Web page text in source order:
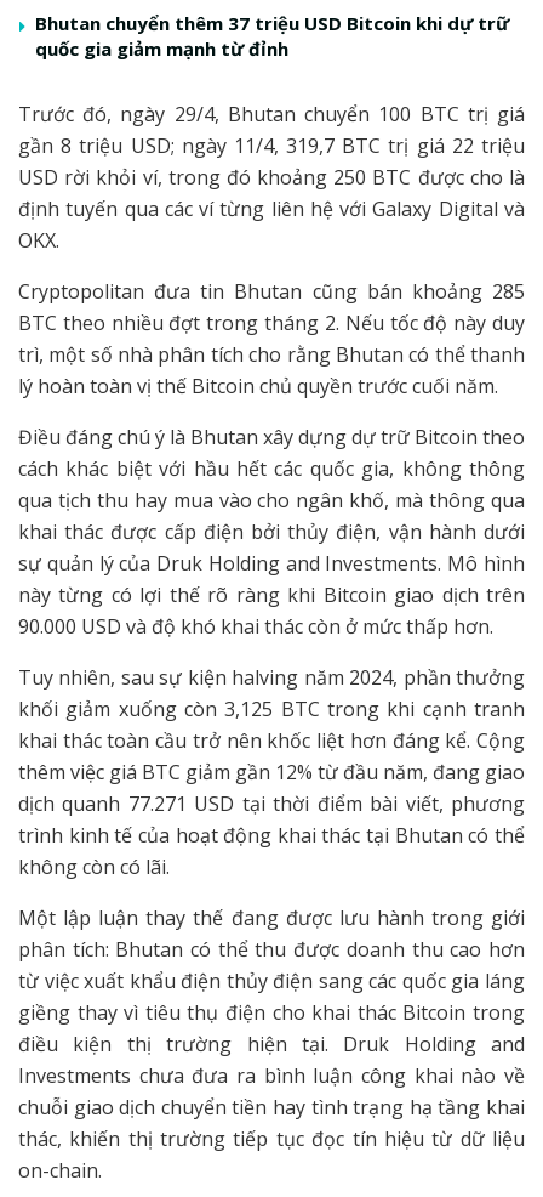
Bhutan chuyển thêm 37 triệu USD Bitcoin khi dự trữ
quốc gia giảm mạnh từ đỉnh
Trước đó, ngày 29/4, Bhutan chuyển 100 BTC trị giá
gần 8 triệu USD; ngày 11/4, 319,7 BTC trị giá 22 triệu
USD rời khỏi ví, trong đó khoảng 250 BTC được cho là
định tuyến qua các ví từng liên hệ với Galaxy Digital và
OKX.
Cryptopolitan đưa tin Bhutan cũng bán khoảng 285
BTC theo nhiều đợt trong tháng 2. Nếu tốc độ này duy
trì, một số nhà phân tích cho rằng Bhutan có thể thanh
lý hoàn toàn vị thế Bitcoin chủ quyền trước cuối năm.
Điều đáng chú ý là Bhutan xây dựng dự trữ Bitcoin theo
cách khác biệt với hầu hết các quốc gia, không thông
qua tịch thu hay mua vào cho ngân khố, mà thông qua
khai thác được cấp điện bởi thủy điện, vận hành dưới
sự quản lý của Druk Holding and Investments. Mô hình
này từng có lợi thế rõ ràng khi Bitcoin giao dịch trên
90.000 USD và độ khó khai thác còn ở mức thấp hơn.
Tuy nhiên, sau sự kiện halving năm 2024, phần thưởng
khối giảm xuống còn 3,125 BTC trong khi cạnh tranh
khai thác toàn cầu trở nên khốc liệt hơn đáng kể. Cộng
thêm việc giá BTC giảm gần 12% từ đầu năm, đang giao
dịch quanh 77.271 USD tại thời điểm bài viết, phương
trình kinh tế của hoạt động khai thác tại Bhutan có thể
không còn có lãi.
Một lập luận thay thế đang được lưu hành trong giới
phân tích: Bhutan có thể thu được doanh thu cao hơn
từ việc xuất khẩu điện thủy điện sang các quốc gia láng
giềng thay vì tiêu thụ điện cho khai thác Bitcoin trong
điều kiện thị trường hiện tại. Druk Holding and
Investments chưa đưa ra bình luận công khai nào về
chuỗi giao dịch chuyển tiền hay tình trạng hạ tầng khai
thác, khiến thị trường tiếp tục đọc tín hiệu từ dữ liệu
on-chain.